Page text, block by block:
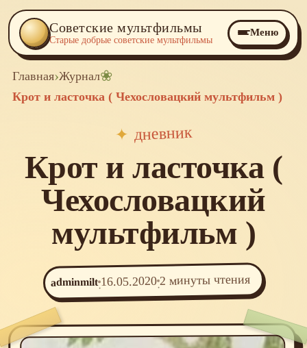
Советские мультфильмы
Старые добрые советские мультфильмы
Меню
Главная›Журнал❀
Крот и ласточка ( Чехословацкий мультфильм )
✦ дневник
Крот и ласточка (
Чехословацкий
мультфильм )
adminmilt
·
16.05.2020·
2 минуты чтения